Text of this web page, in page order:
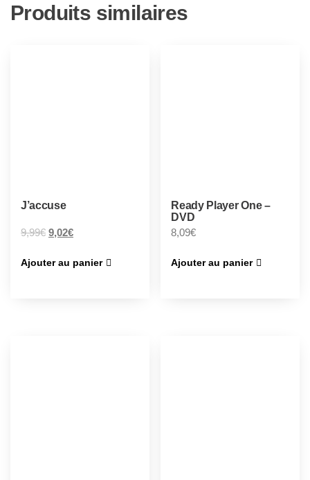
Produits similaires
J’accuse
9,99€ 9,02€
Ajouter au panier
Ready Player One –
DVD
8,09€
Ajouter au panier